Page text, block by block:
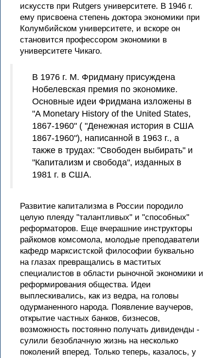
искусств при Rutgers университете. В 1946 г.
ему присвоена степень доктора экономики при
Колумбийском университете, и вскоре он
становится профессором экономики в
университете Чикаго.
В 1976 г. М. Фридману присуждена
Нобелевская премия по экономике.
Основные идеи Фридмана изложены в
"A Monetary History of the United States,
1867-1960" ( "Денежная история в США
1867-1960"), написанной в 1963 г., а
также в трудах: "Свободен выбирать" и
"Капитализм и свобода", изданных в
1981 г. в США.
Развитие капитализма в России породило
целую плеяду "талантливых" и "способных"
реформаторов. Еще вчерашние инструкторы
райкомов комсомола, молодые преподаватели
кафедр марксистской философии буквально
на глазах превращались в маститых
специалистов в области рыночной экономики и
реформирования общества. Идеи
выплескивались, как из ведра, на головы
одурманенного народа. Появление ваучеров,
открытие частных банков, бизнесов,
возможность постоянно получать дивиденды -
сулили безоблачную жизнь на несколько
поколений вперед. Только теперь, казалось, у